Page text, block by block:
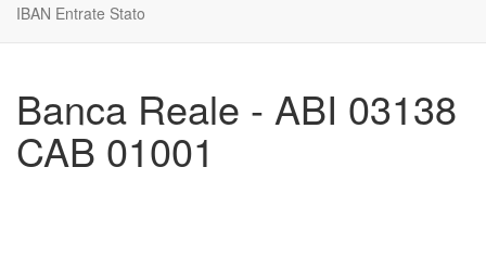
IBAN Entrate Stato
Banca Reale - ABI 03138
CAB 01001